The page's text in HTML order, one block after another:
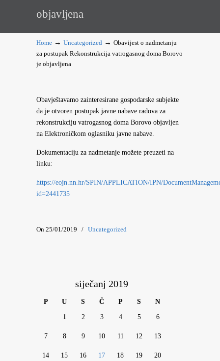
objavljena
Home → Uncategorized → Obavijest o nadmetanju
za postupak Rekonstrukcija vatrogasnog doma Borovo
je objavljena
Obavještavamo zainteresirane gospodarske subjekte
da je otvoren postupak javne nabave radova za
rekonstrukciju vatrogasnog doma Borovo objavljen
na Elektroničkom oglasniku javne nabave.
Dokumentaciju za nadmetanje možete preuzeti na
linku:
https://eojn.nn.hr/SPIN/APPLICATION/IPN/
id=2441735
On 25/01/2019 / Uncategorized
siječanj 2019
P U S Č P S N
1 2 3 4 5 6
7 8 9 10 11 12 13
14 15 16 17 18 19 20